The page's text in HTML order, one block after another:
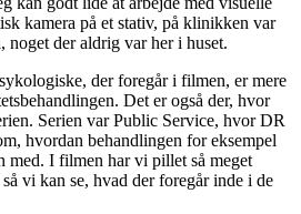
kamera på et stativ, på klinikken var
der aldrig var her i huset.
der foregår i filmen, er mere
Det er også der, hvor
Serien var Public Service, hvor DR
hvordan behandlingen for eksempel
med. I filmen har vi pillet så meget
vi kan se, hvad der foregår inde i de